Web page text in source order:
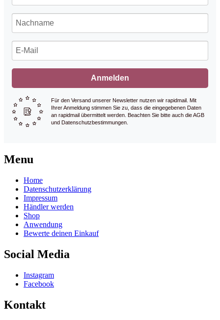
Anmelden
Für den Versand unserer Newsletter nutzen wir rapidmail. Mit
Ihrer Anmeldung stimmen Sie zu, dass die eingegebenen Daten
an rapidmail übermittelt werden. Beachten Sie bitte auch die AGB
und Datenschutzbestimmungen.
Menu
Home
Datenschutzerklärung
Impressum
Händler werden
Shop
Anwendung
Bewerte deinen Einkauf
Social Media
Instagram
Facebook
Kontakt